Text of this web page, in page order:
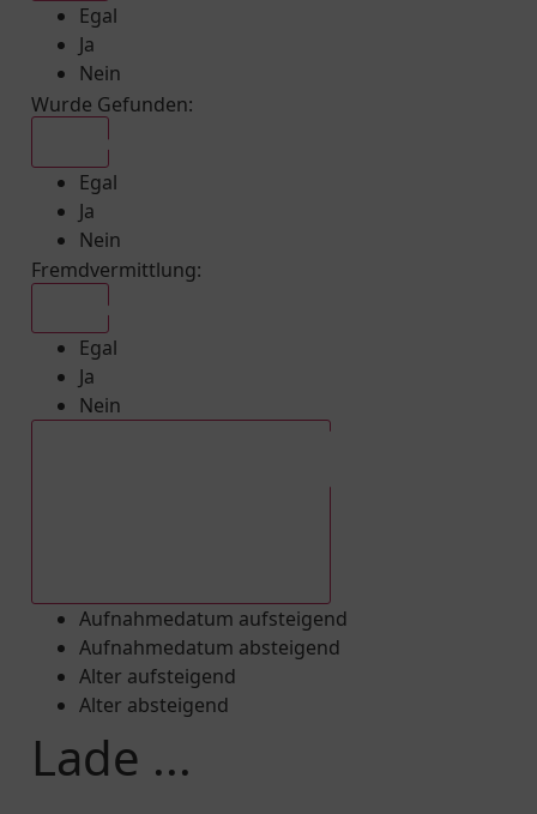
Egal
Ja
Nein
Wurde Gefunden:
Egal
Ja
Nein
Fremdvermittlung:
Egal
Ja
Nein
Aufnahmedatum aufsteigend
Aufnahmedatum absteigend
Alter aufsteigend
Alter absteigend
Lade ...